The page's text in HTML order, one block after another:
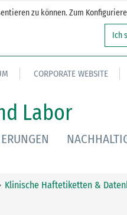
zu können. Zum
Ich
CORPORATE WEBSITE
Labor
Klinische Haftetiketten &